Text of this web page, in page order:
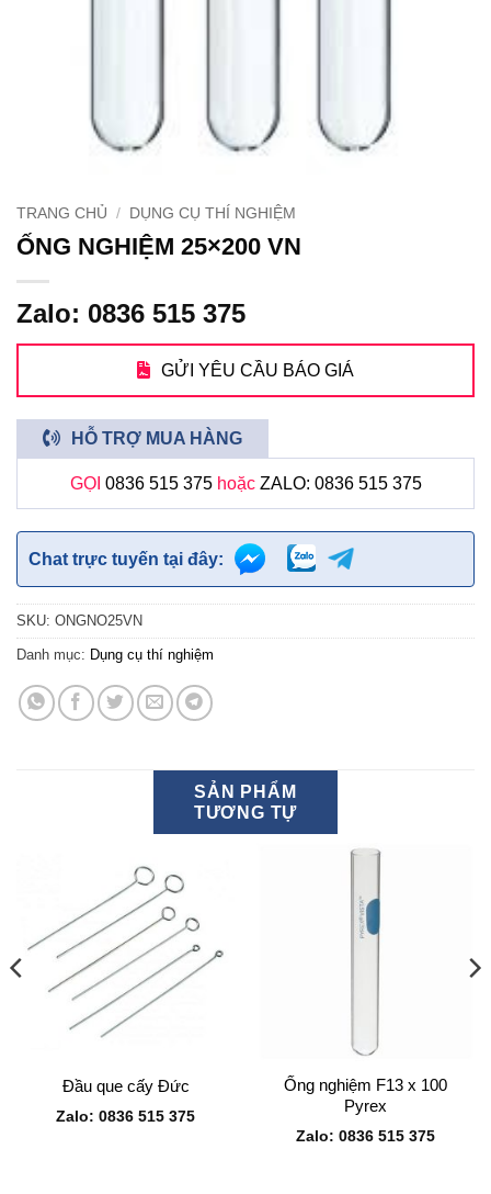
TRANG CHỦ / DỤNG CỤ THÍ NGHIỆM
ỐNG NGHIỆM 25×200 VN
Zalo: 0836 515 375
GỬI YÊU CẦU BÁO GIÁ
HỖ TRỢ MUA HÀNG
GỌI 0836 515 375hoặc ZALO: 0836 515 375
Chat trực tuyến tại đây:
SKU: ONGNO25VN
Danh mục: Dụng cụ thí nghiệm
SẢN PHẨM
TƯƠNG TỰ
Đầu que cấy Đức
Zalo: 0836 515 375
Ống nghiệm F13 x 100
Pyrex
Zalo: 0836 515 375